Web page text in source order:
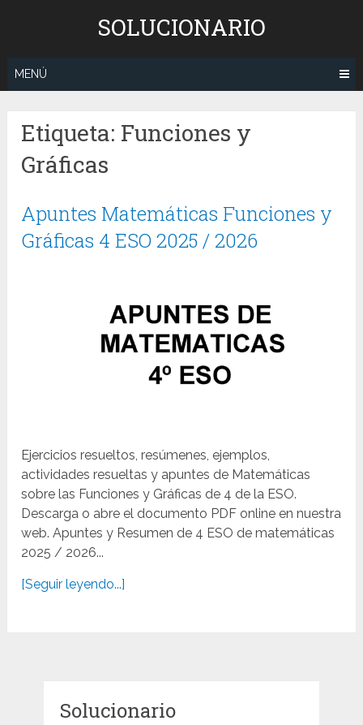
SOLUCIONARIO
MENÚ
Etiqueta: Funciones y
Gráficas
Apuntes Matemáticas Funciones y
Gráficas 4 ESO 2025 / 2026
Ejercicios resueltos, resúmenes, ejemplos,
actividades resueltas y apuntes de Matemáticas
sobre las Funciones y Gráficas de 4 de la ESO.
Descarga o abre el documento PDF online en nuestra
web. Apuntes y Resumen de 4 ESO de matemáticas
2025 / 2026...
[Seguir leyendo...]
Solucionario